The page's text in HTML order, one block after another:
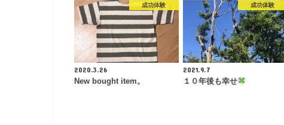
成功体験
2020.3.26
New bought item。
成功体験
2021.9.7
１０年後も幸せ